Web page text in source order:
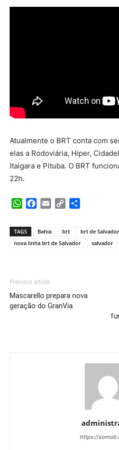
Atualmente o BRT conta com
elas a Rodoviária, Hiper,
Itaigara e Pituba. O BRT
22h.
WhatsApp
Facebook
Email Copy
TAGS Bahia brt brt de Salvador
nova linha brt de Salvador
salvador
Previous article
Mascarello prepara nova
geração do GranVia
https://